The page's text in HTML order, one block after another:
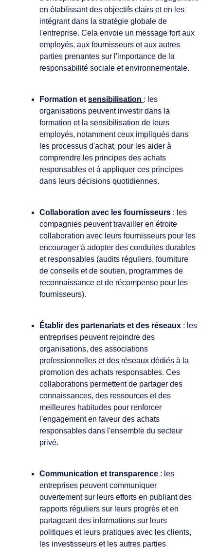
en établissant des objectifs clairs et en les
intégrant dans la stratégie globale de
l'entreprise. Cela envoie un message fort aux
employés, aux fournisseurs et aux autres
parties prenantes sur l'importance de la
responsabilité sociale et environnementale.
Formation et sensibilisation : les
organisations peuvent investir dans la
formation et la sensibilisation de leurs
employés, notamment ceux impliqués dans
les processus d'achat, pour les aider à
comprendre les principes des achats
responsables et à appliquer ces principes
dans leurs décisions quotidiennes.
Collaboration avec les fournisseurs : les
compagnies peuvent travailler en étroite
collaboration avec leurs fournisseurs pour les
encourager à adopter des conduites durables
et responsables (audits réguliers, fourniture
de conseils et de soutien, programmes de
reconnaissance et de récompense pour les
fournisseurs).
Établir des partenariats et des réseaux : les
entreprises peuvent rejoindre des
organisations, des associations
professionnelles et des réseaux dédiés à la
promotion des achats responsables. Ces
collaborations permettent de partager des
connaissances, des ressources et des
meilleures habitudes pour renforcer
l'engagement en faveur des achats
responsables dans l'ensemble du secteur
privé.
Communication et transparence : les
entreprises peuvent communiquer
ouvertement sur leurs efforts en publiant des
rapports réguliers sur leurs progrès et en
partageant des informations sur leurs
politiques et leurs pratiques avec les clients,
les investisseurs et les autres parties